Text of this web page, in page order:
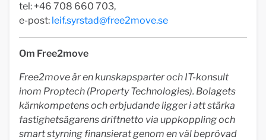
tel: +46 708 660 703,
e-post: leif.syrstad@free2move.se
Om Free2move
Free2move är en kunskapsparter och IT-konsult
inom Proptech (Property Technologies). Bolagets
kärnkompetens och erbjudande ligger i att stärka
fastighetsägarens driftnetto via uppkoppling och
smart styrning finansierat genom en väl beprövad